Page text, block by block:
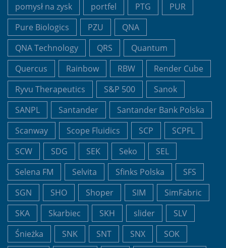
pomysł na zysk
portfel PTG
PUR
Pure Biologics
PZU
QNA
QNA Technology
QRS
Quantum
Quercus
Rainbow RBW
Render Cube
Ryvu Therapeutics
S&P 500
Sanok
SANPL
Santander
Santander Bank Polska
Scanway
Scope Fluidics SCP
SCPFL
SCW
SDG SEK Seko
SEL
Selena FM
Selvita Sfinks Polska
SFS
SGN
SHO Shoper SIM
SimFabric
SKA
Skarbiec SKH slider
SLV
Śnieżka
SNK SNT SNX
SOK